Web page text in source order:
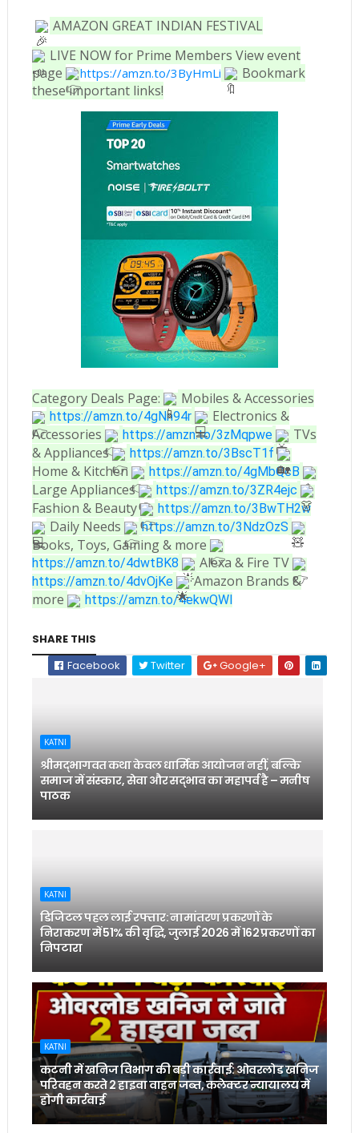
AMAZON GREAT INDIAN FESTIVAL
LIVE NOW for Prime Members View event
page
https://amzn.to/3ByHmLi
Bookmark
these important links!
Category Deals Page: Mobiles & Accessories
https://amzn.to/4gNn94r
Electronics &
Accessories
https://amzn.to/3zMqpwe
TVs
& Appliances
https://amzn.to/3BscT1f
Home & Kitchen https://amzn.to/4gMbQcB
Large Appliances https://amzn.to/3ZR4ejc
Fashion & Beauty https://amzn.to/3BwTH2w
Daily Needs https://amzn.to/3NdzOzS
Books, Toys, Gaming & more
https://amzn.to/4dwtBK8 Alexa & Fire TV
https://amzn.to/4dvOjKe
Amazon Brands &
more
https://amzn.to/4ekwQWl
SHARE THIS
Facebook
Twitter Google+
KATNI
श्रीमद्भागवत कथा केवल धार्मिक आयोजन नहीं, बल्कि
समाज में संस्कार, सेवा और सद्भाव का महापर्व है – मनीष
पाठक
KATNI
डिजिटल पहल लाई रफ्तार: नामांतरण प्रकरणों के
निराकरण में 51% की वृद्धि, जुलाई 2026 में 162 प्रकरणों का
निपटारा
KATNI
कटनी में खनिज विभाग की बड़ी कार्रवाई: ओवरलोड खनिज
परिवहन करते 2 हाइवा वाहन जब्त, कलेक्टर न्यायालय में
होगी कार्रवाई